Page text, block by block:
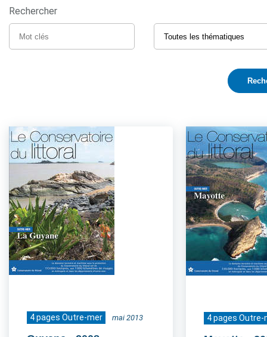
Rechercher
4 pages Outre-mer mai 2013 4 pages Outre-